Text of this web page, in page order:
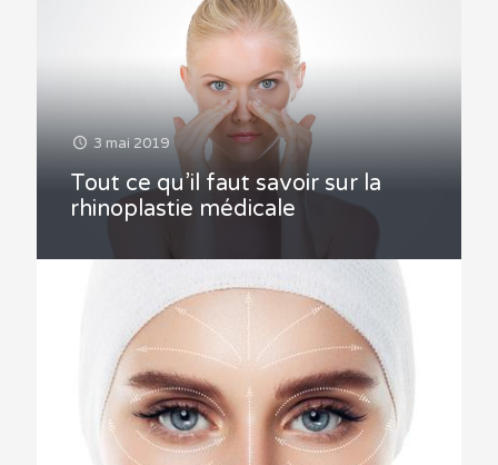
3 mai 2019
Tout ce qu’il faut savoir sur la
rhinoplastie médicale